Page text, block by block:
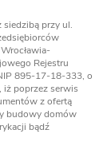
siedzibą przy ul.
Rejestru
895-17-18-333, o
iż poprzez serwis
z ofertą
budowy domów
bądź